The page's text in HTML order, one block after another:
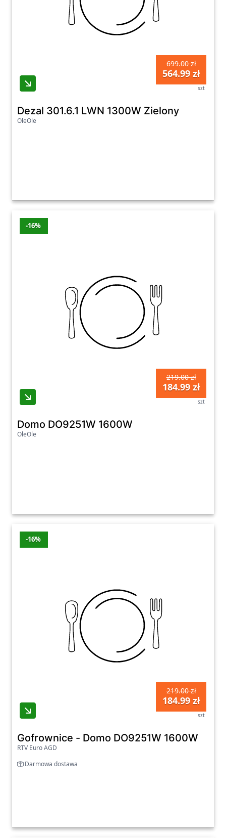
699.00 zł
564.99 zł
szt
Dezal 301.6.1 LWN 1300W Zielony
OleOle
-16%
219.00 zł
184.99 zł
szt
Domo DO9251W 1600W
OleOle
-16%
219.00 zł
184.99 zł
szt
Gofrownice - Domo DO9251W 1600W
RTV Euro AGD
Darmowa dostawa